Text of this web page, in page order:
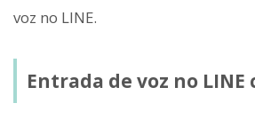
voz no LINE.
Entrada de voz no LINE